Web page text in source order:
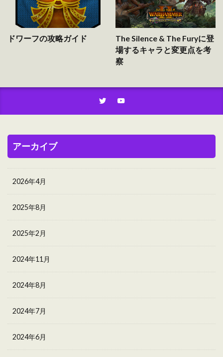
ドワーフの攻略ガイド
The Silence & The Furyに登
場するキャラと変更点を考
察
アーカイブ
2026年4月
2025年8月
2025年2月
2024年11月
2024年8月
2024年7月
2024年6月